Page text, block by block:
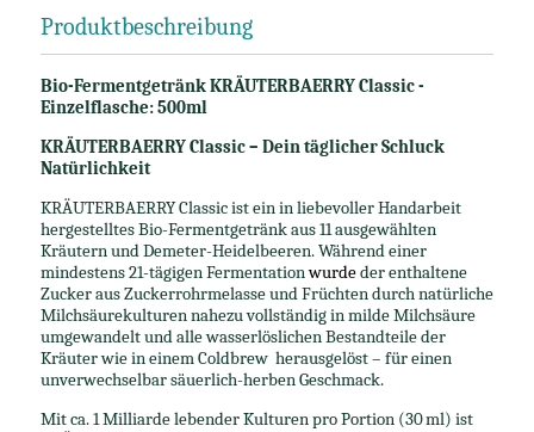
Produktbeschreibung
Bio-Fermentgetränk KRÄUTERBAERRY Classic -
Einzelflasche: 500ml
KRÄUTERBAERRY Classic – Dein täglicher Schluck
Natürlichkeit
KRÄUTERBAERRY Classic ist ein in liebevoller Handarbeit
hergestelltes Bio-Fermentgetränk aus 11 ausgewählten
Kräutern und Demeter-Heidelbeeren. Während einer
mindestens 21-tägigen Fermentationwurdeder enthaltene
Zucker aus Zuckerrohrmelasse und Früchten durch natürliche
Milchsäurekulturen nahezu vollständig in milde Milchsäure
umgewandelt und alle wasserlöslichen Bestandteile der
Kräuter wie in einem Coldbrew herausgelöst – für einen
unverwechselbar säuerlich-herben Geschmack.
Mit ca. 1 Milliarde lebender Kulturen pro Portion (30 ml) ist